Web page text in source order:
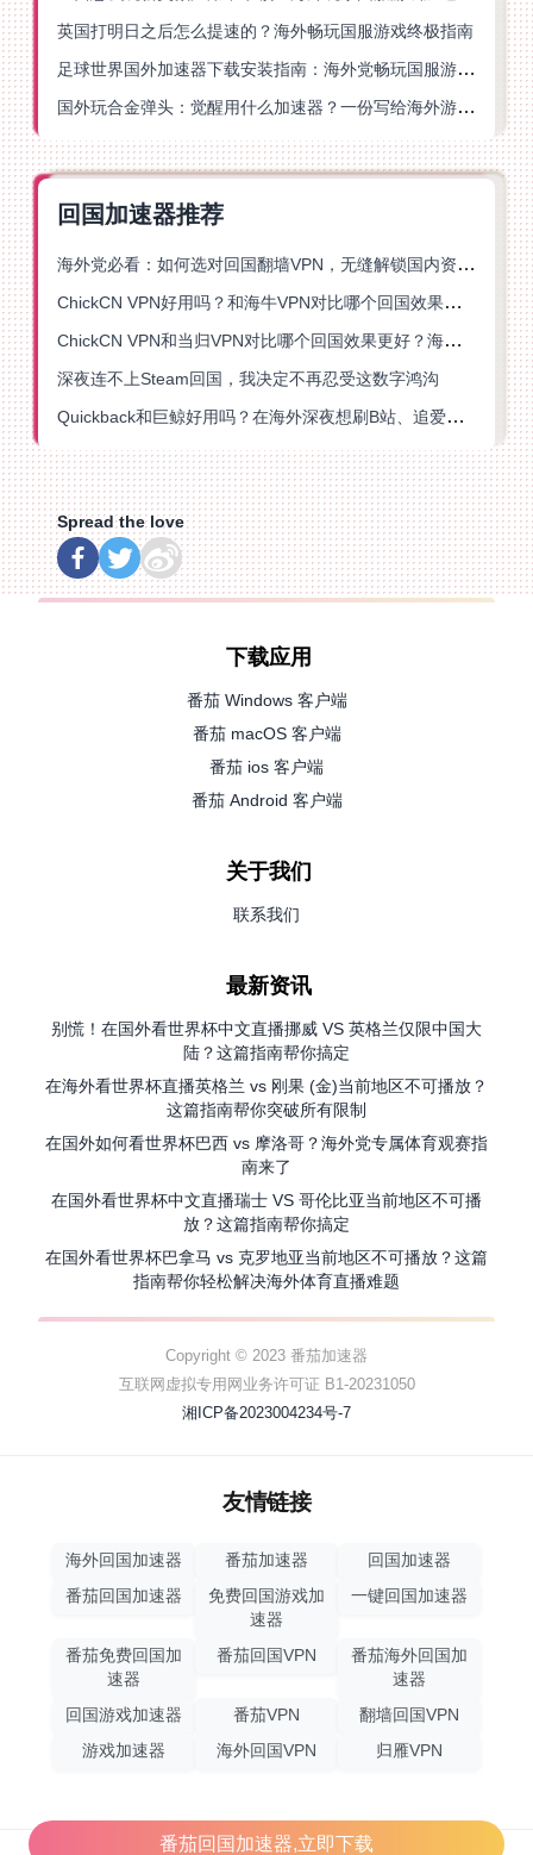
英国打明日之后怎么提速的？海外畅玩国服游戏终极指南
足球世界国外加速器下载安装指南：海外党畅玩国服游戏的终极解决方案
国外玩合金弹头：觉醒用什么加速器？一份写给海外游子的畅玩指南
回国加速器推荐
海外党必看：如何选对回国翻墙VPN，无缝解锁国内资源？
ChickCN VPN好用吗？和海牛VPN对比哪个回国效果更好？
ChickCN VPN和当归VPN对比哪个回国效果更好？海外党亲测后选了它
深夜连不上Steam回国，我决定不再忍受这数字鸿沟
Quickback和巨鲸好用吗？在海外深夜想刷B站、追爱奇艺的你，或许正需要这份答案
Spread the love
下载应用
番茄 Windows 客户端
番茄 macOS 客户端
番茄 ios 客户端
番茄 Android 客户端
关于我们
联系我们
最新资讯
别慌！在国外看世界杯中文直播挪威 VS 英格兰仅限中国大
陆？这篇指南帮你搞定
在海外看世界杯直播英格兰 vs 刚果 (金)当前地区不可播放？
这篇指南帮你突破所有限制
在国外如何看世界杯巴西 vs 摩洛哥？海外党专属体育观赛指
南来了
在国外看世界杯中文直播瑞士 VS 哥伦比亚当前地区不可播
放？这篇指南帮你搞定
在国外看世界杯巴拿马 vs 克罗地亚当前地区不可播放？这篇
指南帮你轻松解决海外体育直播难题
Copyright © 2023 番茄加速器
互联网虚拟专用网业务许可证 B1-20231050
湘ICP备2023004234号-7
友情链接
海外回国加速器 番茄加速器
回国加速器
番茄回国加速器
免费回国游戏加
速器
一键回国加速器
番茄免费回国加
速器
番茄回国VPN
番茄海外回国加
速器
回国游戏加速器
番茄VPN
翻墙回国VPN
游戏加速器
海外回国VPN 归雁VPN
番茄回国加速器,立即下载